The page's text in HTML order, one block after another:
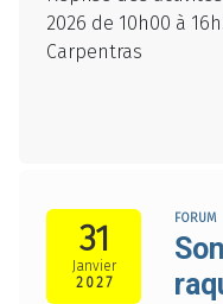
2026 de 10h00 à
Carpentras
31
Janvier
2027
FORUM